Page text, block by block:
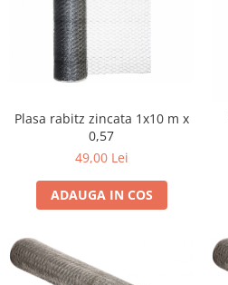
ghimpata
Plase din polietilena
Plase umbrire
Plase anti insecte
Plase anti buruieni
Plase pentru castraveti
Mobilier PVC
Mobilier din PVC pentru casă
Mobilier comercial din PVC
Butoaie pentru vin
Plasa rabitz zincata 1x10 m x
0,57
49,00 Lei
ADAUGA IN COS